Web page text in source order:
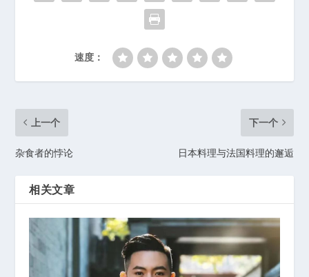
速度：
上一个
杂食者的悖论
下一个
日本料理与法国料理的邂逅
相关文章